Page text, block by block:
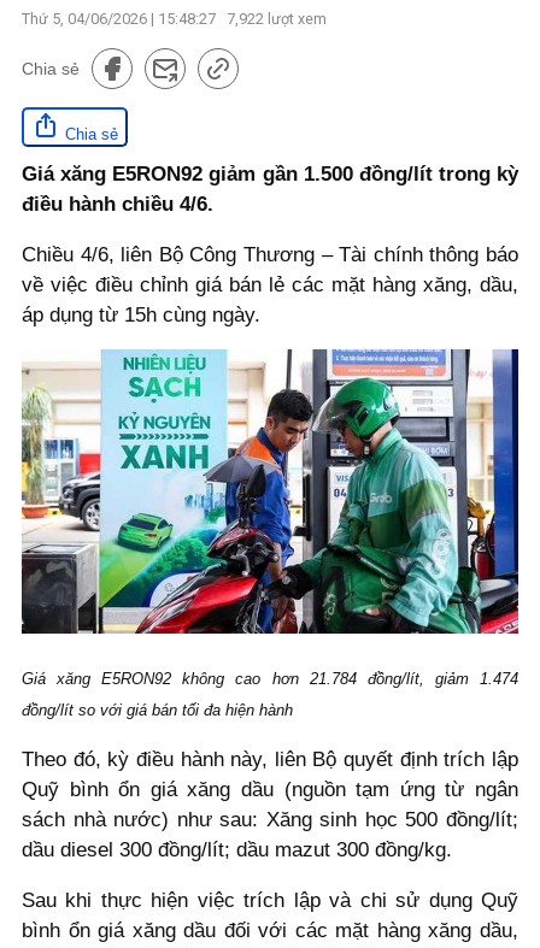
Thứ 5, 04/06/2026 | 15:48:27 7,922 lượt xem
Chia sẻ
Chia sẻ
Giá xăng E5RON92 giảm gần 1.500 đồng/lít trong kỳ
điều hành chiều 4/6.
Chiều 4/6, liên Bộ Công Thương – Tài chính thông báo
về việc điều chỉnh giá bán lẻ các mặt hàng xăng, dầu,
áp dụng từ 15h cùng ngày.
Giá xăng E5RON92 không cao hơn 21.784 đồng/lít, giảm 1.474
đồng/lít so với giá bán tối đa hiện hành
Theo đó, kỳ điều hành này, liên Bộ quyết định trích lập
Quỹ bình ổn giá xăng dầu (nguồn tạm ứng từ ngân
sách nhà nước) như sau: Xăng sinh học 500 đồng/lít;
dầu diesel 300 đồng/lít; dầu mazut 300 đồng/kg.
Sau khi thực hiện việc trích lập và chi sử dụng Quỹ
bình ổn giá xăng dầu đối với các mặt hàng xăng dầu,